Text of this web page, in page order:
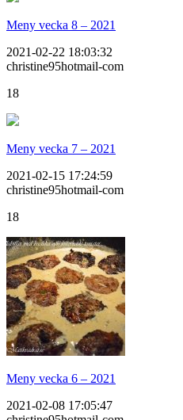
Meny vecka 8 – 2021
2021-02-22 18:03:32
christine95hotmail-com
18
Meny vecka 7 – 2021
2021-02-15 17:24:59
christine95hotmail-com
18
Meny vecka 6 – 2021
2021-02-08 17:05:47